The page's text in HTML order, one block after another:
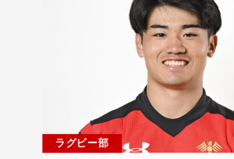
ラグビー部